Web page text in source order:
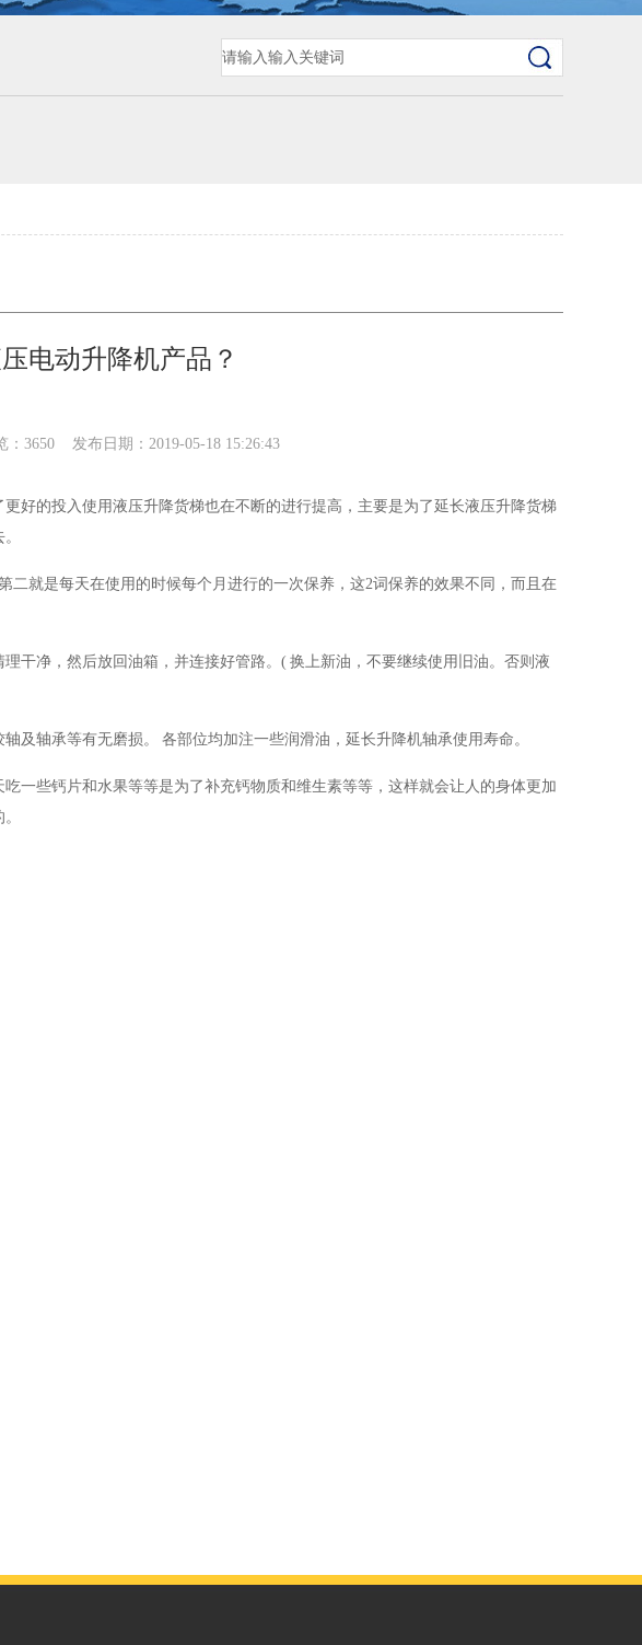
电动升降机产品？
3650 发布日期： 2019-05-18 15:26:43
好的投入使用液压升降货梯也在不断的进行提高，主要是为了延长液压升降货梯
就是每天在使用的时候每个月进行的一次保养，这2词保养的效果不同，而且在
干净，然后放回油箱，并连接好管路。( 换上新油，不要继续使用旧油。否则液
及轴承等有无磨损。 各部位均加注一些润滑油，延长升降机轴承使用寿命。
一些钙片和水果等等是为了补充钙物质和维生素等等，这样就会让人的身体更加